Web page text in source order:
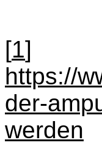
[1]
https://
der-
werden